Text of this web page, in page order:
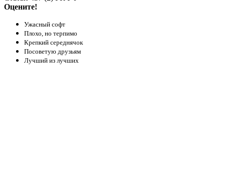
Оцените!
Ужасный софт
Плохо, но терпимо
Крепкий середнячок
Посоветую друзьям
Лучший из лучших